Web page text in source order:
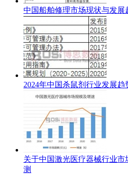
中国船舶修理市场现状与发展
2024年中国杀鼠剂行业发展趋
关于中国激光医疗器械行业
测